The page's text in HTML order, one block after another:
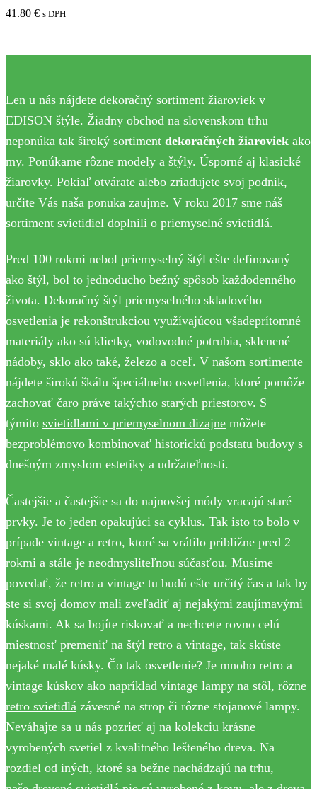
41.80 € s DPH
Len u nás nájdete dekoračný sortiment žiaroviek v
EDISON štýle. Žiadny obchod na slovenskom trhu
neponúka tak široký sortiment dekoračných žiaroviek ako
my. Ponúkame rôzne modely a štýly. Úsporné aj klasické
žiarovky. Pokiaľ otvárate alebo zriadujete svoj podnik,
určite Vás naša ponuka zaujme. V roku 2017 sme náš
sortiment svietidiel doplnili o priemyselné svietidlá.
Pred 100 rokmi nebol priemyselný štýl ešte definovaný
ako štýl, bol to jednoducho bežný spôsob každodenného
života. Dekoračný štýl priemyselného skladového
osvetlenia je rekonštrukciou využívajúcou všadeprítomné
materiály ako sú klietky, vodovodné potrubia, sklenené
nádoby, sklo ako také, železo a oceľ. V našom sortimente
nájdete širokú škálu špeciálneho osvetlenia, ktoré pomôže
zachovať čaro práve takýchto starých priestorov. S
týmito svietidlami v priemyselnom dizajne môžete
bezproblémovo kombinovať historickú podstatu budovy s
dnešným zmyslom estetiky a udržateľnosti.
Častejšie a častejšie sa do najnovšej módy vracajú staré
prvky. Je to jeden opakujúci sa cyklus. Tak isto to bolo v
prípade vintage a retro, ktoré sa vrátilo približne pred 2
rokmi a stále je neodmysliteľnou súčasťou. Musíme
povedať, že retro a vintage tu budú ešte určitý čas a tak by
ste si svoj domov mali zveľadiť aj nejakými zaujímavými
kúskami. Ak sa bojíte riskovať a nechcete rovno celú
miestnosť premeniť na štýl retro a vintage, tak skúste
nejaké malé kúsky. Čo tak osvetlenie? Je mnoho retro a
vintage kúskov ako napríklad vintage lampy na stôl, rôzne
retro svietidlá závesné na strop či rôzne stojanové lampy.
Neváhajte sa u nás pozrieť aj na kolekciu krásne
vyrobených svetiel z kvalitného lešteného dreva. Na
rozdiel od iných, ktoré sa bežne nachádzajú na trhu,